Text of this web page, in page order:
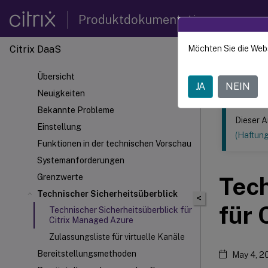
Produktdokumentation
Citrix DaaS
Übersicht
Neuigkeiten
Bekannte Probleme
Einstellung
Funktionen in der technischen Vorschau
Systemanforderungen
Grenzwerte
Technischer Sicherheitsüberblick
Technischer Sicherheitsüberblick für
Citrix Managed Azure
Zulassungsliste für virtuelle Kanäle
Bereitstellungsmethoden
Dieser Inhalt
Citrix
<
Dieser
für
May 4,
Möchten Sie die
JA NEIN